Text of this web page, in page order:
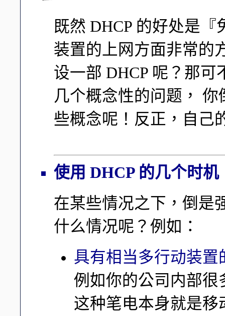
既然 DHCP 的好处是
装置的上网方面非常的
设一部 DHCP 呢？那
几个概念性的问题，
些概念呢！反正，自己
使用 DHCP 的几个时机
在某些情况之下，倒是
什么情况呢？例如：
具有相当多行动装置
例如你的公司内部
这种笔电本身就是